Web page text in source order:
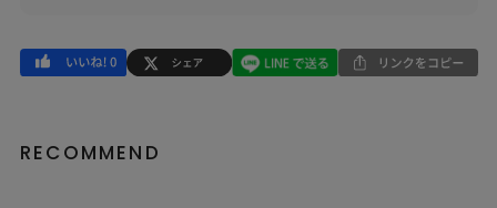
RECOMMEND